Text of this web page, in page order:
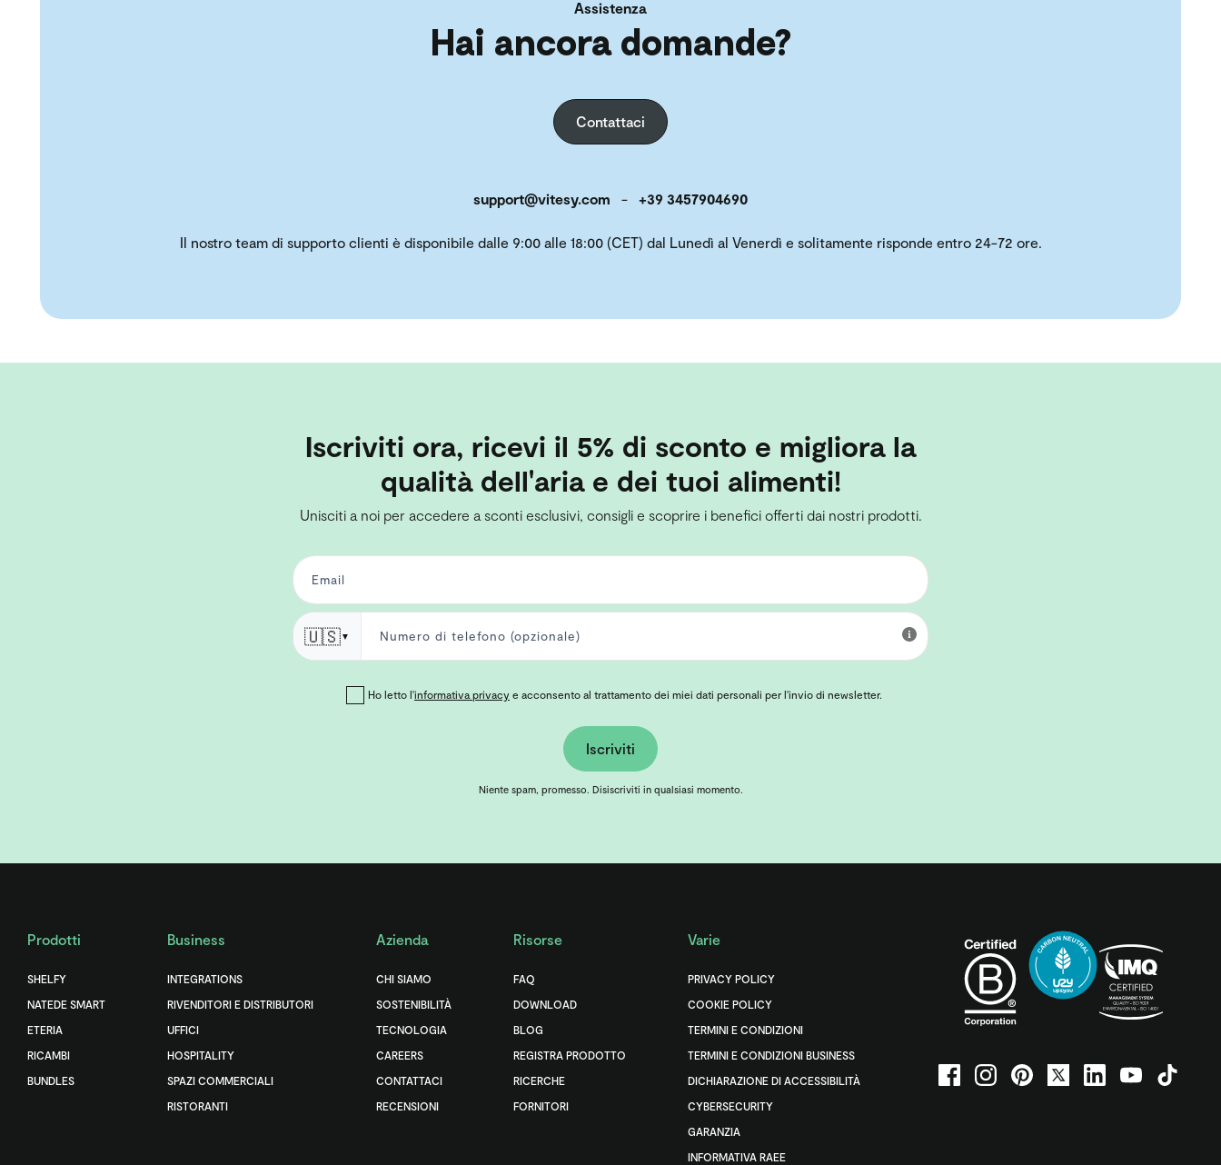
Assistenza
Hai ancora domande?
Contattaci
support@vitesy.com - +39 3457904690
Il nostro team di supporto clienti è disponibile dalle 9:00 alle 18:00 (CET) dal Lunedì al Venerdì e solitamente risponde entro 24-72 ore.
Iscriviti ora, ricevi il 5% di sconto e migliora la
qualità dell'aria e dei tuoi alimenti!
Unisciti a noi per accedere a sconti esclusivi, consigli e scoprire i benefici offerti dai nostri prodotti.
🇺🇸▼
Ho letto l'informativa privacy e acconsento al trattamento dei miei dati personali per l'invio di newsletter.
Iscriviti
Niente spam, promesso. Disiscriviti in qualsiasi momento.
Prodotti
SHELFY
NATEDE SMART
ETERIA
RICAMBI
BUNDLES
Business
INTEGRATIONS
RIVENDITORI E DISTRIBUTORI
UFFICI
HOSPITALITY
SPAZI COMMERCIALI
RISTORANTI
Azienda
CHI SIAMO
SOSTENIBILITÀ
TECNOLOGIA
CAREERS
CONTATTACI
RECENSIONI
Risorse
FAQ
DOWNLOAD
BLOG
REGISTRA PRODOTTO
RICERCHE
FORNITORI
Varie
PRIVACY POLICY
COOKIE POLICY
TERMINI E CONDIZIONI
TERMINI E CONDIZIONI BUSINESS
DICHIARAZIONE DI ACCESSIBILITÀ
CYBERSECURITY
GARANZIA
INFORMATIVA RAEE